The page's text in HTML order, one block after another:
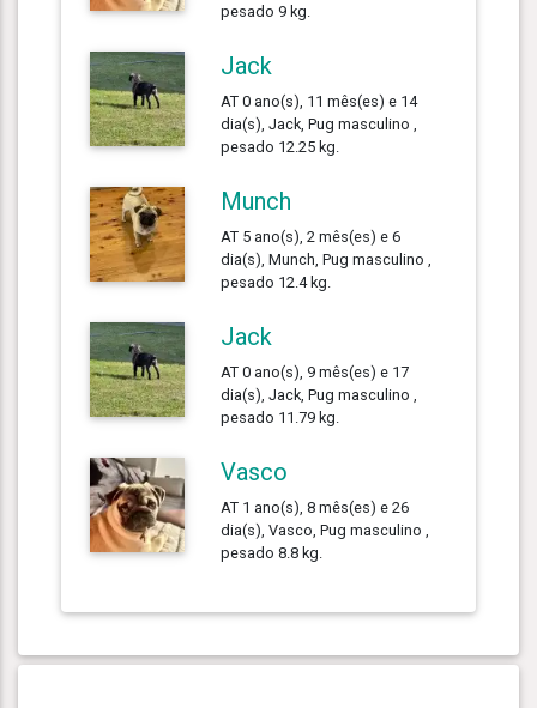
pesado 9 kg.
Jack
AT 0 ano(s), 11 mês(es) e 14
dia(s), Jack, Pug masculino ,
pesado 12.25 kg.
Munch
AT 5 ano(s), 2 mês(es) e 6
dia(s), Munch, Pug masculino ,
pesado 12.4 kg.
Jack
AT 0 ano(s), 9 mês(es) e 17
dia(s), Jack, Pug masculino ,
pesado 11.79 kg.
Vasco
AT 1 ano(s), 8 mês(es) e 26
dia(s), Vasco, Pug masculino ,
pesado 8.8 kg.